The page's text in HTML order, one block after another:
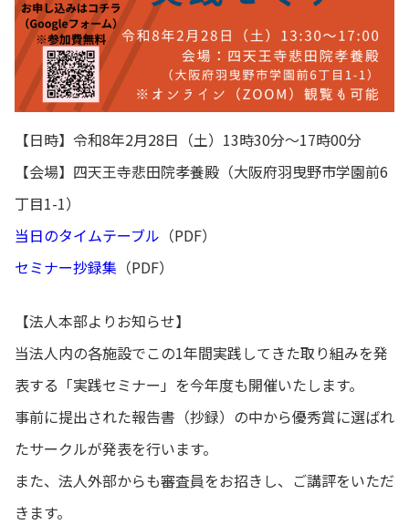
【日時】令和8年2月28日（土）13時30分～17時00分
【会場】四天王寺悲田院孝養殿（大阪府羽曳野市学園前6
丁目1-1）
当日のタイムテーブル （PDF）
セミナー抄録集 （PDF）
【法人本部よりお知らせ】
当法人内の各施設でこの1年間実践してきた取り組みを発
表する「実践セミナー」を今年度も開催いたします。
事前に提出された報告書（抄録）の中から優秀賞に選ばれ
たサークルが発表を行います。
また、法人外部からも審査員をお招きし、ご講評をいただ
きます。